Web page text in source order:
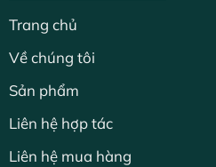
Trang chủ
Về chúng tôi
Sản phẩm
Liên hệ hợp tác
Liên hệ mua hàng